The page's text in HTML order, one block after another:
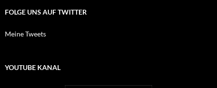
FOLGE UNS AUF TWITTER
Meine Tweets
YOUTUBE KANAL